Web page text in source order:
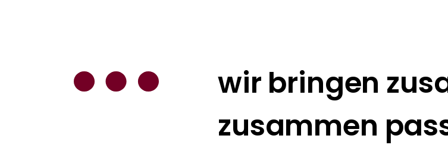
wir bringen
zusammen